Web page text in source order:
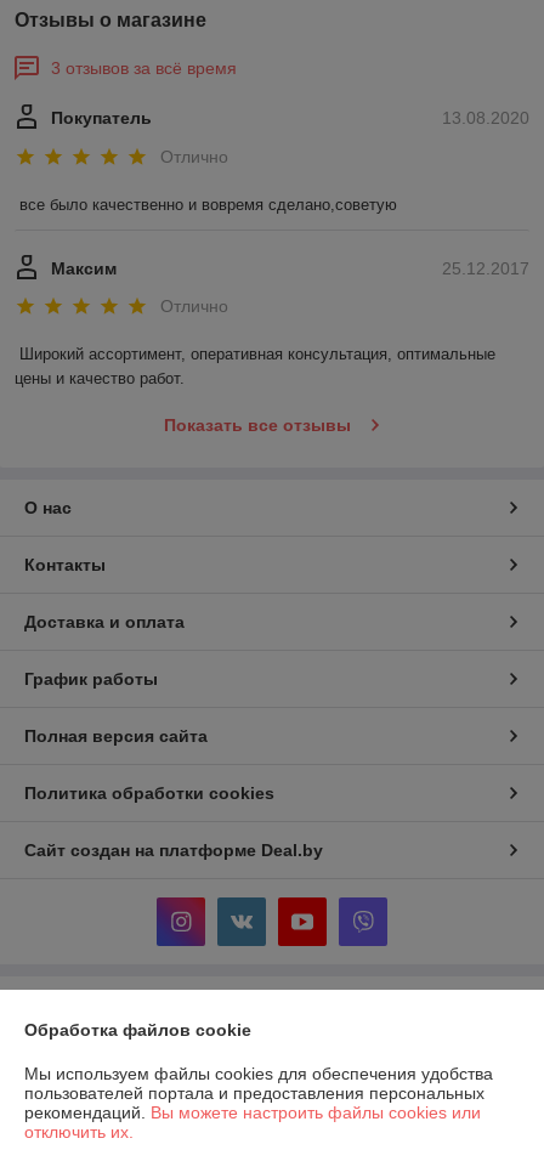
Отзывы о магазине
3 отзывов за всё время
13.08.2020
Покупатель
Отлично
все было качественно и вовремя сделано,советую
25.12.2017
Максим
Отлично
Широкий ассортимент, оперативная консультация, оптимальные
цены и качество работ.
Показать все отзывы
О нас
Контакты
Доставка и оплата
График работы
Полная версия сайта
Политика обработки cookies
Сайт создан на платформе Deal.by
Владимирович
247500 Гомельская обл. г. Речица пер.Грибной д.2
Регистрационный номер ЕГР: 490612083
Обработка файлов cookie
Мы используем файлы cookies для обеспечения удобства
пользователей портала и предоставления персональных
рекомендаций. Вы можете настроить файлы cookies или
отключить их.